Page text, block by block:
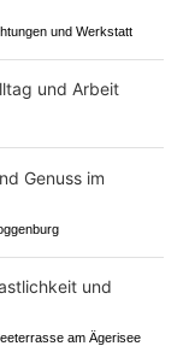
und Werkstatt
am Ägerisee